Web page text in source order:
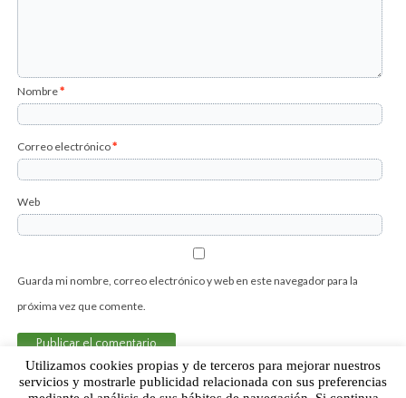
Nombre*
Correo electrónico*
Web
Guarda mi nombre, correo electrónico y web en este navegador para la
próxima vez que comente.
Utilizamos cookies propias y de terceros para mejorar nuestros
servicios y mostrarle publicidad relacionada con sus preferencias